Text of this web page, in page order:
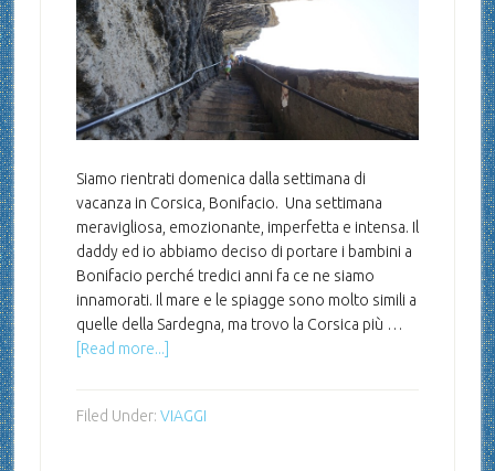
Siamo rientrati domenica dalla settimana di
vacanza in Corsica, Bonifacio. Una settimana
meravigliosa, emozionante, imperfetta e intensa. Il
daddy ed io abbiamo deciso di portare i bambini a
Bonifacio perché tredici anni fa ce ne siamo
innamorati. Il mare e le spiagge sono molto simili a
quelle della Sardegna, ma trovo la Corsica più …
[Read more...]
Filed Under: VIAGGI